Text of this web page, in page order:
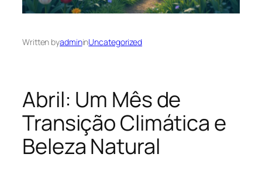
Written byadmininUncategorized
Abril: Um Mês de
Transição Climática e
Beleza Natural